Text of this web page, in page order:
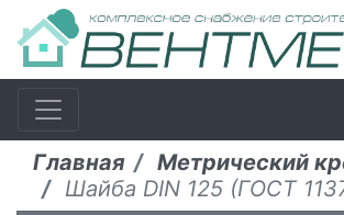
Главная
Метрический
Шайба DIN 125 (ГОСТ